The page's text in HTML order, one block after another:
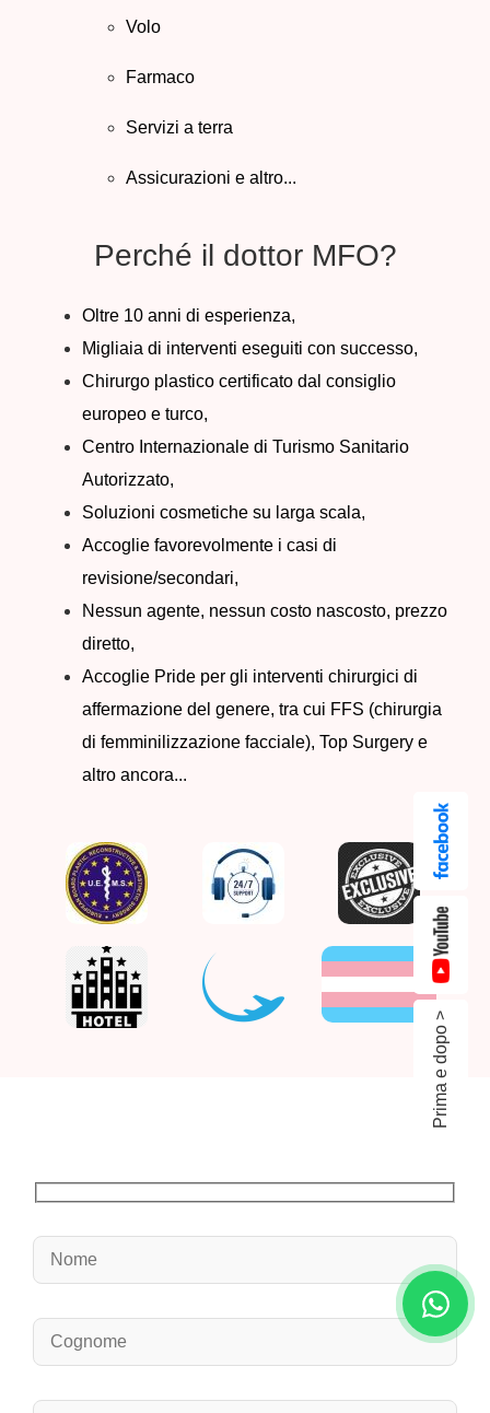
Volo
Farmaco
Servizi a terra
Assicurazioni e altro...
Perché il dottor MFO?
Oltre 10 anni di esperienza,
Migliaia di interventi eseguiti con successo,
Chirurgo plastico certificato dal consiglio
europeo e turco,
Centro Internazionale di Turismo Sanitario
Autorizzato,
Soluzioni cosmetiche su larga scala,
Accoglie favorevolmente i casi di
revisione/secondari,
Nessun agente, nessun costo nascosto, prezzo
diretto,
Accoglie Pride per gli interventi chirurgici di
affermazione del genere, tra cui FFS (chirurgia
di femminilizzazione facciale), Top Surgery e
altro ancora...
Prima e dopo >